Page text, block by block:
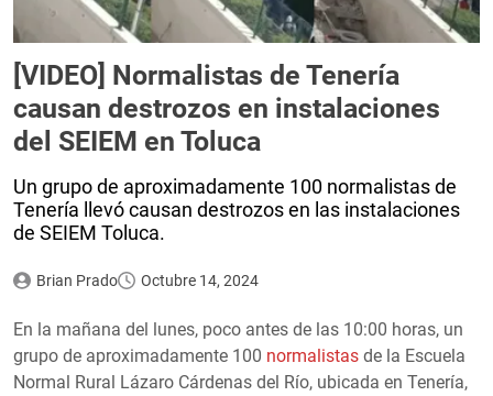
[VIDEO] Normalistas de Tenería
causan destrozos en instalaciones
del SEIEM en Toluca
Un grupo de aproximadamente 100 normalistas de
Tenería llevó causan destrozos en las instalaciones
de SEIEM Toluca.
Brian Prado Octubre 14, 2024
En la mañana del lunes, poco antes de las 10:00 horas, un
grupo de aproximadamente 100 normalistas de la Escuela
Normal Rural Lázaro Cárdenas del Río, ubicada en Tenería,